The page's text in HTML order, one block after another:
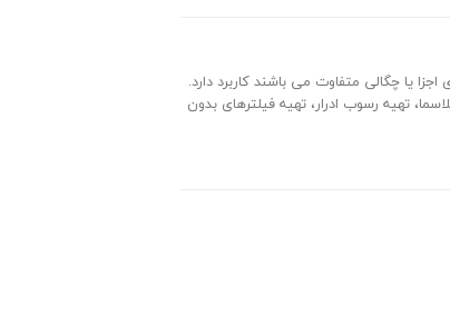
یا چگالی متفاوت می باشند کاربرد دارد.
تهیه رسوب ادرار، تهیه فیلترهای بدون